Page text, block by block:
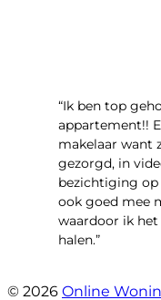
“Ik ben top
appartement!!
makelaar want
gezorgd, in
bezichtiging op
ook goed mee
waardoor ik
halen.”
© 2026 Online